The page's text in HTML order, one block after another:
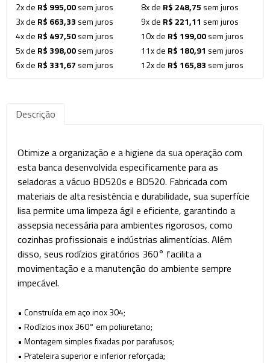
2x de R$ 995,00sem juros
3x de R$ 663,33 sem juros
4x de R$ 497,50sem juros
5x de R$ 398,00sem juros
6x de R$ 331,67 sem juros
8x de R$ 248,75 sem juros
9x de R$ 221,11 sem juros
10x de R$ 199,00sem juros
11x de R$ 180,91 sem juros
12x de R$ 165,83 sem juros
Descrição
Otimize a organização e a higiene da sua operação com
esta banca desenvolvida especificamente para as
seladoras a vácuo BD520s e BD520. Fabricada com
materiais de alta resistência e durabilidade, sua superfície
lisa permite uma limpeza ágil e eficiente, garantindo a
assepsia necessária para ambientes rigorosos, como
cozinhas profissionais e indústrias alimentícias. Além
disso, seus rodízios giratórios 360° facilita a
movimentação e a manutenção do ambiente sempre
impecável.
• Construída em aço inox 304;
• Rodízios inox 360° em poliuretano;
• Montagem simples fixadas por parafusos;
• Prateleirasuperior e inferior reforçada;